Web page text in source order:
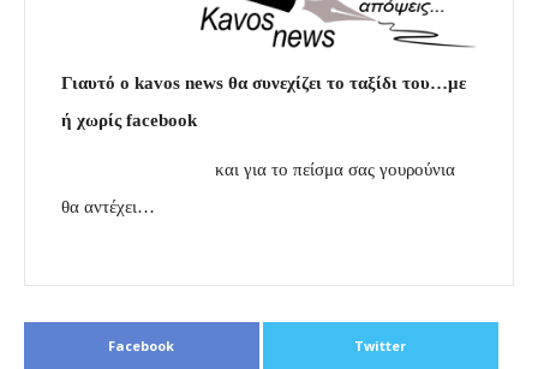
Γιαυτό ο kavos news θα συνεχίζει το ταξίδι του…με
ή χωρίς facebook
και για το πείσμα σας γουρούνια
θα αντέχει…
Facebook Twitter